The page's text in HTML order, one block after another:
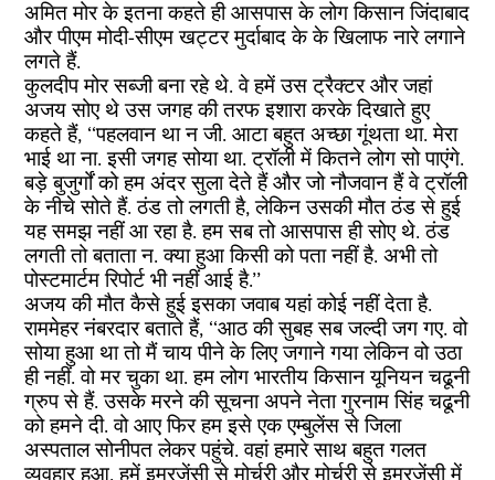
अमित मोर के इतना कहते ही आसपास के लोग किसान जिंदाबाद
और पीएम मोदी-सीएम खट्टर मुर्दाबाद के के खिलाफ नारे लगाने
लगते हैं.
कुलदीप मोर सब्जी बना रहे थे. वे हमें उस ट्रैक्टर और जहां
अजय सोए थे उस जगह की तरफ इशारा करके दिखाते हुए
कहते हैं, ‘‘पहलवान था न जी. आटा बहुत अच्छा गूंथता था. मेरा
भाई था ना. इसी जगह सोया था. ट्रॉली में कितने लोग सो पाएंगे.
बड़े बुजुर्गों को हम अंदर सुला देते हैं और जो नौजवान हैं वे ट्रॉली
के नीचे सोते हैं. ठंड तो लगती है, लेकिन उसकी मौत ठंड से हुई
यह समझ नहीं आ रहा है. हम सब तो आसपास ही सोए थे. ठंड
लगती तो बताता न. क्या हुआ किसी को पता नहीं है. अभी तो
पोस्टमार्टम रिपोर्ट भी नहीं आई है.’’
अजय की मौत कैसे हुई इसका जवाब यहां कोई नहीं देता है.
राममेहर नंबरदार बताते हैं, ‘‘आठ की सुबह सब जल्दी जग गए. वो
सोया हुआ था तो मैं चाय पीने के लिए जगाने गया लेकिन वो उठा
ही नहीं. वो मर चुका था. हम लोग भारतीय किसान यूनियन चढूनी
ग्रुप से हैं. उसके मरने की सूचना अपने नेता गुरनाम सिंह चढूनी
को हमने दी. वो आए फिर हम इसे एक एम्बुलेंस से जिला
अस्पताल सोनीपत लेकर पहुंचे. वहां हमारे साथ बहुत गलत
व्यवहार हुआ. हमें इमरजेंसी से मोर्चरी और मोर्चरी से इमरजेंसी में